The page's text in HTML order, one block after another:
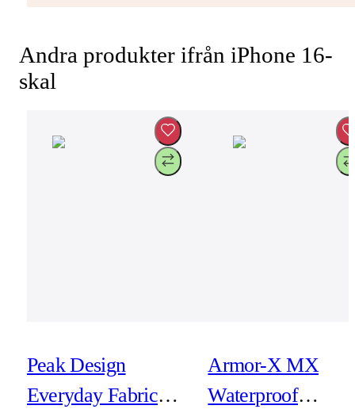
Andra produkter ifrån iPhone 16-
skal
Peak Design
Everyday Fabric
Armor-X MX
Waterproof